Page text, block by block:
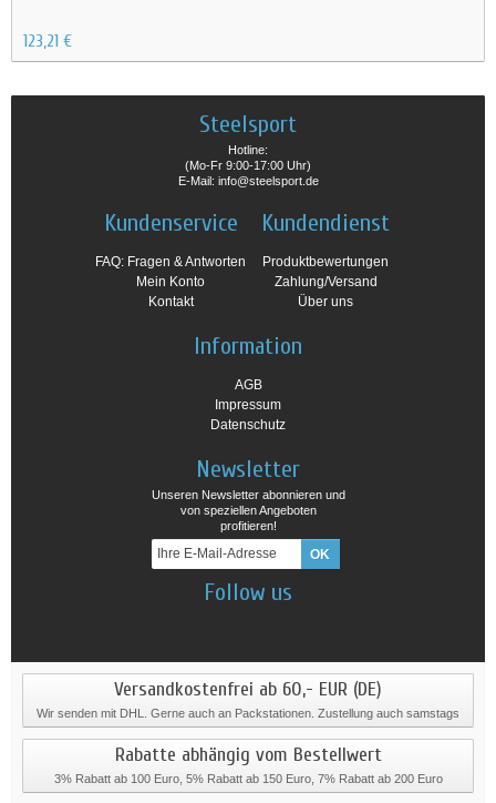
123,21 €
Steelsport
Hotline:
(Mo-Fr 9:00-17:00 Uhr)
E-Mail: info@steelsport.de
Kundenservice
FAQ: Fragen & Antworten
Mein Konto
Kontakt
Kundendienst
Produktbewertungen
Zahlung/Versand
Über uns
Information
AGB
Impressum
Datenschutz
Newsletter
Unseren Newsletter abonnieren und
von speziellen Angeboten
profitieren!
Follow us
Versandkostenfrei ab 60,- EUR (DE)
Wir senden mit DHL. Gerne auch an Packstationen. Zustellung auch samstags
Rabatte abhängig vom Bestellwert
3% Rabatt ab 100 Euro, 5% Rabatt ab 150 Euro, 7% Rabatt ab 200 Euro